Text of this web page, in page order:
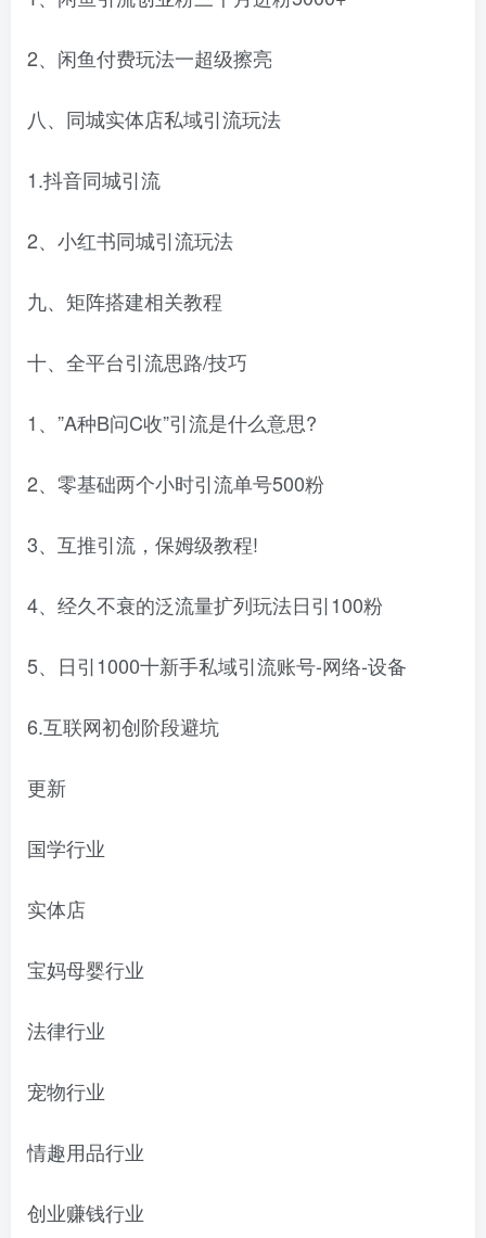
2、闲鱼付费玩法一超级擦亮
八、同城实体店私域引流玩法
1.抖音同城引流
2、小红书同城引流玩法
九、矩阵搭建相关教程
十、全平台引流思路/技巧
1、”A种B问C收”引流是什么意思?
2、零基础两个小时引流单号500粉
3、互推引流，保姆级教程!
4、经久不衰的泛流量扩列玩法日引100粉
5、日引1000十新手私域引流账号-网络-设备
6.互联网初创阶段避坑
更新
国学行业
实体店
宝妈母婴行业
法律行业
宠物行业
情趣用品行业
创业赚钱行业